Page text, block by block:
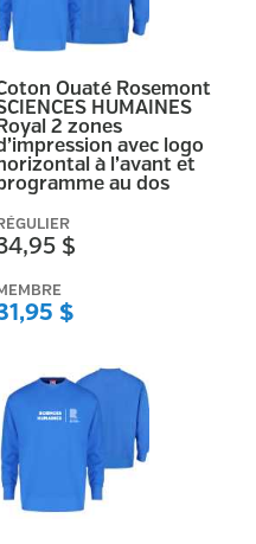
Ouaté Rosemont
HUMAINES
Royal 2 zones
avec logo
horizontal à l’avant et
au dos
$
$